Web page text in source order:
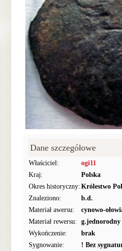
Dane szczegółowe
Właściciel:
ogi11
Kraj:
Polska
Okres historyczny: Królestwo
Znaleziono:
b.d.
Materiał awersu:
cynowo-
Materiał rewersu:
g.jednorodny
Wykończenie:
brak
Sygnowanie:
! Bez